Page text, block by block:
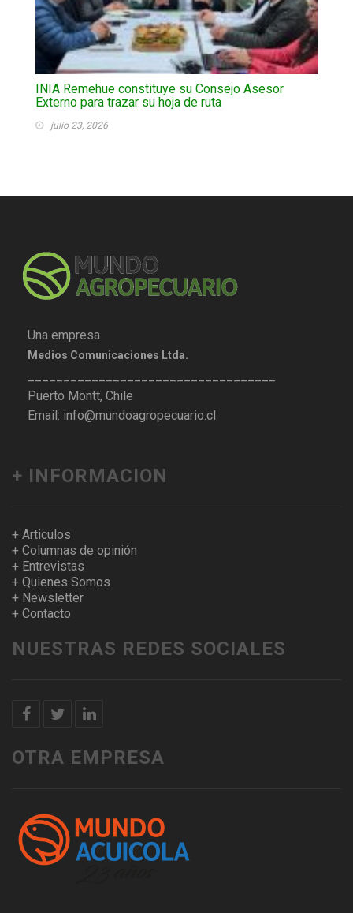
INIA Remehue constituye su Consejo Asesor
Externo para trazar su hoja de ruta
julio 23, 2026
Una empresa
Medios Comunicaciones Ltda.
Puerto Montt, Chile
Email: info@mundoagropecuario.cl
+ INFORMACION
+ Articulos
+ Columnas de opinión
+ Entrevistas
+ Quienes Somos
+ Newsletter
+ Contacto
NUESTRAS REDES SOCIALES
OTRA EMPRESA